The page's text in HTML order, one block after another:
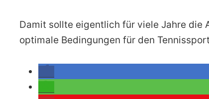
Damit sollte eigentlich für viele Jahre die
optimale Bedingungen für den